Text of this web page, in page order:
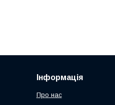
Інформація
Про нас